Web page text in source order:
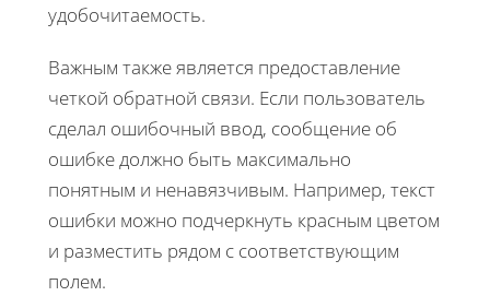
удобочитаемость.
Важным также является предоставление
четкой обратной связи. Если пользователь
сделал ошибочный ввод, сообщение об
ошибке должно быть максимально
понятным и ненавязчивым. Например, текст
ошибки можно подчеркнуть красным цветом
и разместить рядом с соответствующим
полем.